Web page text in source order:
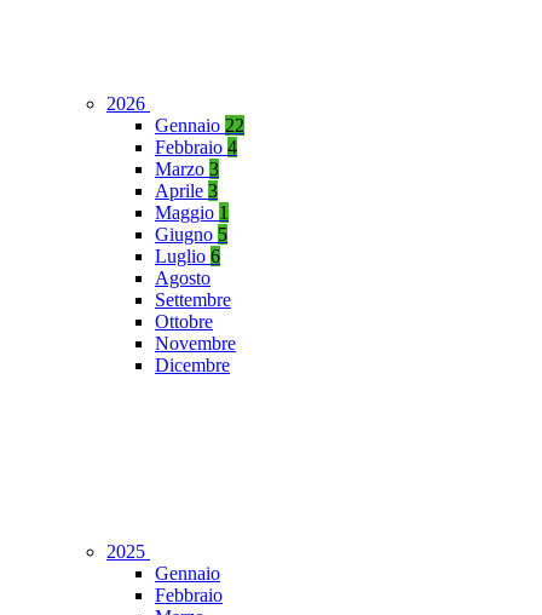
2026
Gennaio 22
Febbraio 4
Marzo 3
Aprile 3
Maggio 1
Giugno 5
Luglio 6
Agosto
Settembre
Ottobre
Novembre
Dicembre
2025
Gennaio
Febbraio